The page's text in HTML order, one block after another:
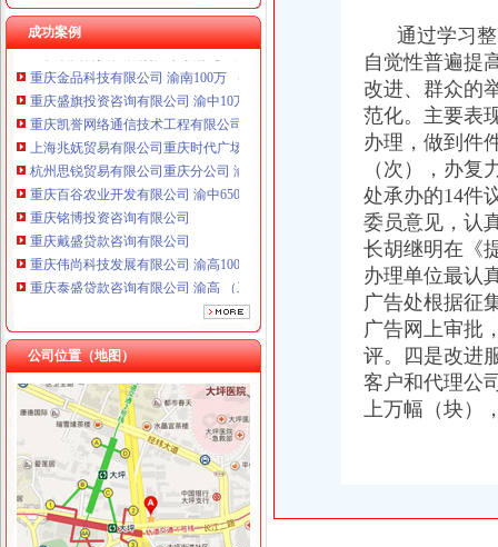
成功案例
重庆泰盛贷款咨询有限公司 渝高 （工商注册）
重庆欧氏科技发展有限公司 渝九50万 （进出口权）
重庆金品科技有限公司 渝南100万 （进出口权）
重庆盛旗投资咨询有限公司 渝中10万 （工商注册）
重庆凯誉网络通信技术工程有限公司渝中分公司 （工商注册）
上海兆妩贸易有限公司重庆时代广场分公司 渝中 （工商注册）
杭州思锐贸易有限公司重庆分公司 渝中 （工商注册）
重庆百谷农业开发有限公司 渝中650万 （注册）
重庆铭博投资咨询有限公司
重庆戴盛贷款咨询有限公司
重庆伟尚科技发展有限公司 渝高100万 （工商注册）
重庆泰盛贷款咨询有限公司 渝高 （工商注册）
重庆欧氏科技发展有限公司 渝九50万 （进出口权）
重庆金品科技有限公司 渝南100万 （进出口权）
重庆盛旗投资咨询有限公司 渝中10万 （工商注册）
重庆凯誉网络通信技术工程有限公司渝中分公司 （工商注册）
上海兆妩贸易有限公司重庆时代广场分公司 渝中 （工商注册）
杭州思锐贸易有限公司重庆分公司 渝中 （工商注册）
重庆百谷农业开发有限公司 渝中650万 （注册）
公司位置（地图）
奉节局采取五项措施加农资市重庆代办公司场管理
长寿局五项措施贯彻落实市渝中区代办公司委市领导重要批示
陈速副局重庆代办营业执照长到秀山局调研
市渝中区代办营业执照局陈速副局长到黔江局检查指导工作
市局召开机关“执政为民、服务发展”重庆代办公司研讨活动动员会
大渡口局认真贯彻市渝中区工商代办委市府领导重要批示
市渝中区代办公司局积发布公益广告塑造工商良好形象
市渝中区代办公司委市领导对全市工商行政管理工作作出重要批示
忠县局“三举措”渝中区代办营业执照扎实开展“解放思想、更新观念”大讨论活动
市渝中区代办公司委常委万州区委书记马正其就万州局支持库区产业发展和移
通过学习整
自觉性普遍提
改进、群众的
范化。主要表
办理，做到件
（次），办
处承办的14件
委员意见，认
长胡继明在《
办理单位最认
广告处根据征
广告网上审批
评。四是改进
客户和代理公
上万幅（块）